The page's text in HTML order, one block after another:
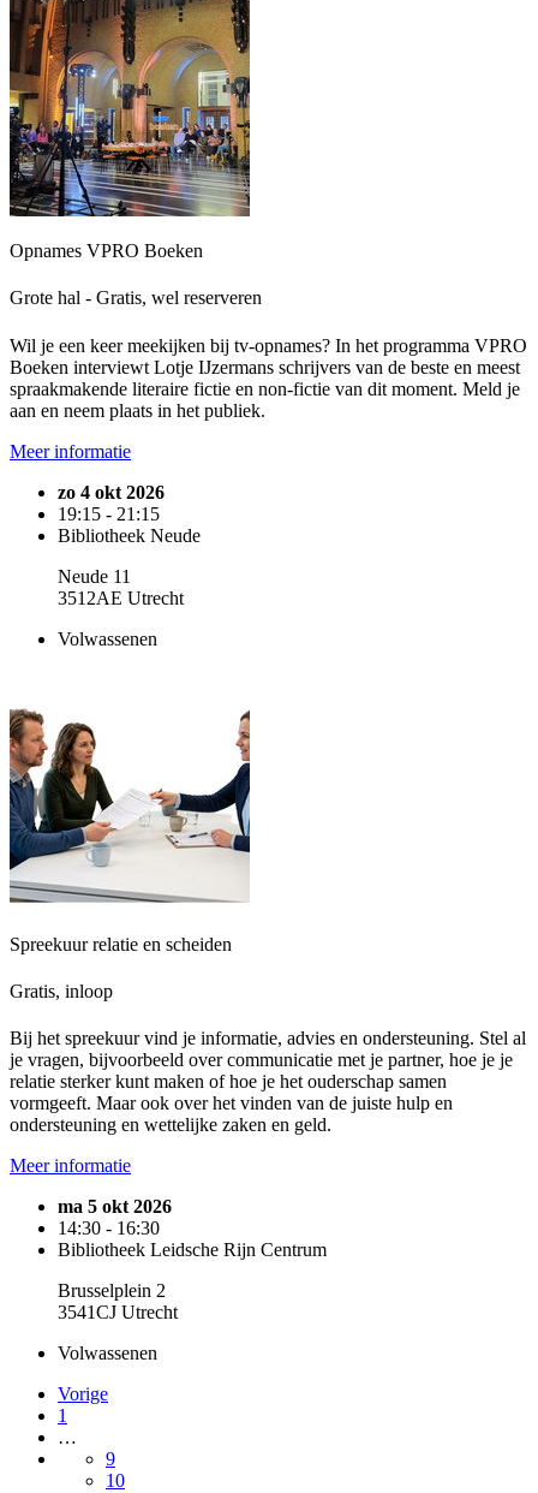
Opnames VPRO Boeken
Grote hal - Gratis, wel reserveren
Wil je een keer meekijken bij tv-opnames? In het programma VPRO
Boeken interviewt Lotje IJzermans schrijvers van de beste en meest
spraakmakende literaire fictie en non-fictie van dit moment. Meld je
aan en neem plaats in het publiek.
Meer informatie
zo 4 okt 2026
19:15 - 21:15
Bibliotheek Neude
Neude 11
3512AE Utrecht
Volwassenen
Spreekuur relatie en scheiden
Gratis, inloop
Bij het spreekuur vind je informatie, advies en ondersteuning. Stel al
je vragen, bijvoorbeeld over communicatie met je partner, hoe je je
relatie sterker kunt maken of hoe je het ouderschap samen
vormgeeft. Maar ook over het vinden van de juiste hulp en
ondersteuning en wettelijke zaken en geld.
Meer informatie
ma 5 okt 2026
14:30 - 16:30
Bibliotheek Leidsche Rijn Centrum
Brusselplein 2
3541CJ Utrecht
Volwassenen
Vorige
1
…
9
10